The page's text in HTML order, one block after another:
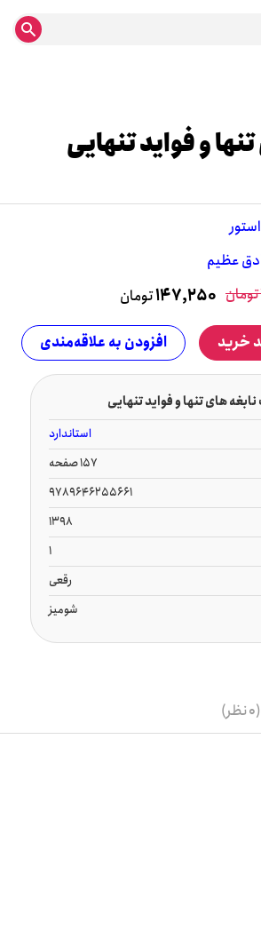
و فواید تنهایی
عظیم
تومان 147,250تومان
خرید افزودن به علاقه‌مندی
های تنها و فواید تنهایی
استاندارد
157 صفحه
9789646255661
1398
1
رقعی
شومیز
(0 نظر)